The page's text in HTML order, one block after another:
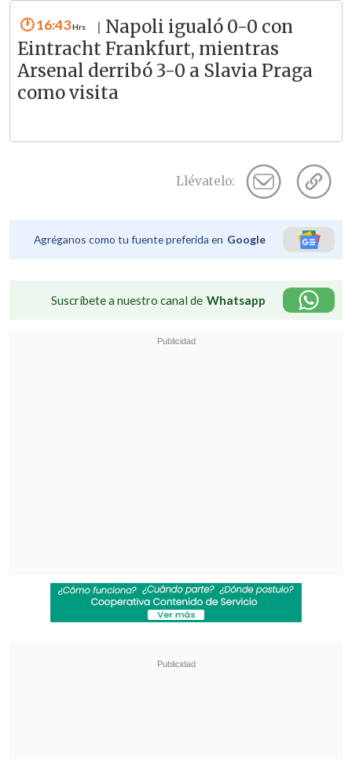
16:43
Napoli igualó 0-0 con
Eintracht Frankfurt, mientras
Arsenal derribó 3-0 a Slavia Praga
como visita
Llévatelo:
Agréganos como tu fuente preferida en Google
Suscríbete a nuestro canal de Whatsapp